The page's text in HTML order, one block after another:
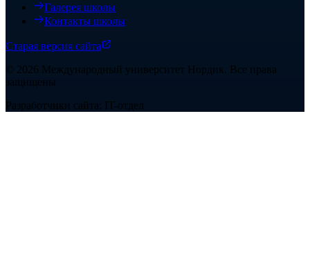
Галерея школы
Контакты школы
Старая версия сайта
© 2026 Международный университет Нордик . Все права
защищены
Разработчики сайта: IT-отдел